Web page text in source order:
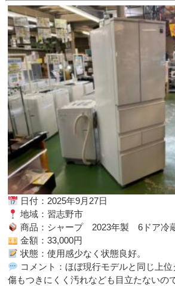
日付：2025年9月27日
地域：習志野市
商品：シャープ 2023年製 6ドア冷
金額：33,000円
状態：使用感少なく状態良好。
コメント：ほぼ現行モデルと同じ上位
傷もつきにくく汚れなども目立たないの